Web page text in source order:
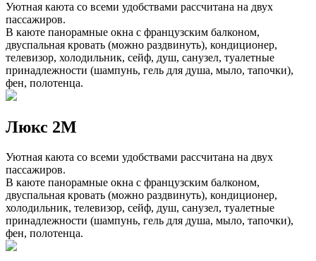
Уютная каюта со всеми удобствами рассчитана на двух
пассажиров.
В каюте панорамные окна с французским балконом,
двуспальная кровать (можно раздвинуть), кондиционер,
телевизор, холодильник, сейф, душ, санузел, туалетные
принадлежности (шампунь, гель для душа, мыло, тапочки),
фен, полотенца.
Люкс 2M
Уютная каюта со всеми удобствами рассчитана на двух
пассажиров.
В каюте панорамные окна с французским балконом,
двуспальная кровать (можно раздвинуть), кондиционер,
холодильник, телевизор, сейф, душ, санузел, туалетные
принадлежности (шампунь, гель для душа, мыло, тапочки),
фен, полотенца.